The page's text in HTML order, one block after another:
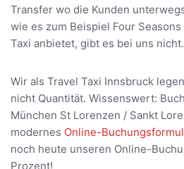
Transfer wo die Kunden
wie es zum Beispiel Four
Taxi anbietet, gibt es bei uns nicht.
Wir als Travel Taxi Innsbruck
nicht Quantität. Wissenswert:
München St Lorenzen / Sankt
modernes Online-
noch heute unseren Online-
Prozent!